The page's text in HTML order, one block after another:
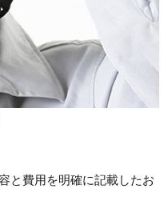
と費用を明確に記載したお